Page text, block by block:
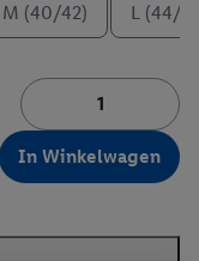
M (40/42) L (44/
In Winkelwagen